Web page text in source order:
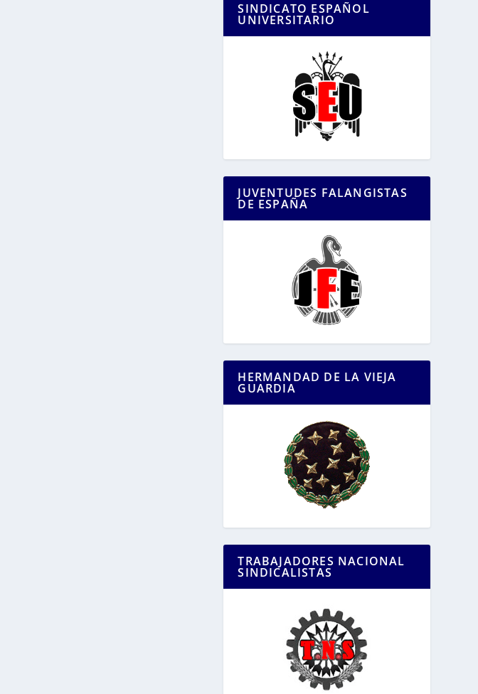
SINDICATO ESPAÑOL
UNIVERSITARIO
JUVENTUDES FALANGISTAS
DE ESPAÑA
HERMANDAD DE LA VIEJA
GUARDIA
TRABAJADORES NACIONAL
SINDICALISTAS